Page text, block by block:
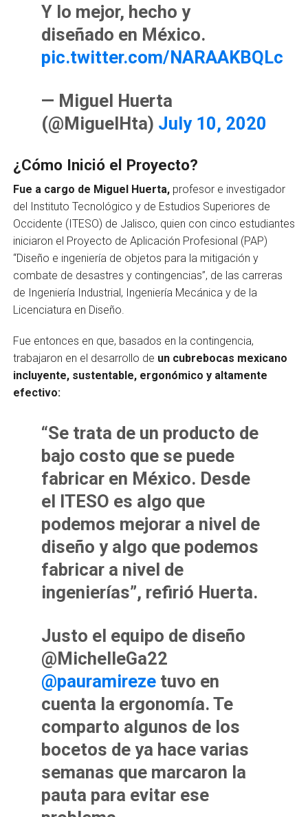
Y lo mejor, hecho y
diseñado en México.
pic.twitter.com/NARAAKBQLc
— Miguel Huerta
(@MiguelHta) July 10, 2020
¿Cómo Inició el Proyecto?
Fue a cargo de Miguel Huerta,profesor e investigador
del Instituto Tecnológico y de Estudios Superiores de
Occidente (ITESO) de Jalisco, quien con cinco estudiantes
iniciaron el Proyecto de Aplicación Profesional (PAP)
“Diseño e ingeniería de objetos para la mitigación y
combate de desastres y contingencias”, de las carreras
de Ingeniería Industrial, Ingeniería Mecánica y de la
Licenciatura en Diseño.
Fue entonces en que, basados en la contingencia,
trabajaron en el desarrollo de un cubrebocas mexicano
incluyente, sustentable, ergonómico y altamente
efectivo:
“Se trata de un producto de
bajo costo que se puede
fabricar en México. Desde
el ITESO es algo que
podemos mejorar a nivel de
diseño y algo que podemos
fabricar a nivel de
ingenierías”, refirió Huerta.
Justo el equipo de diseño
@MichelleGa22
@pauramirezetuvo en
cuenta la ergonomía. Te
comparto algunos de los
bocetos de ya hace varias
semanas que marcaron la
pauta para evitar ese